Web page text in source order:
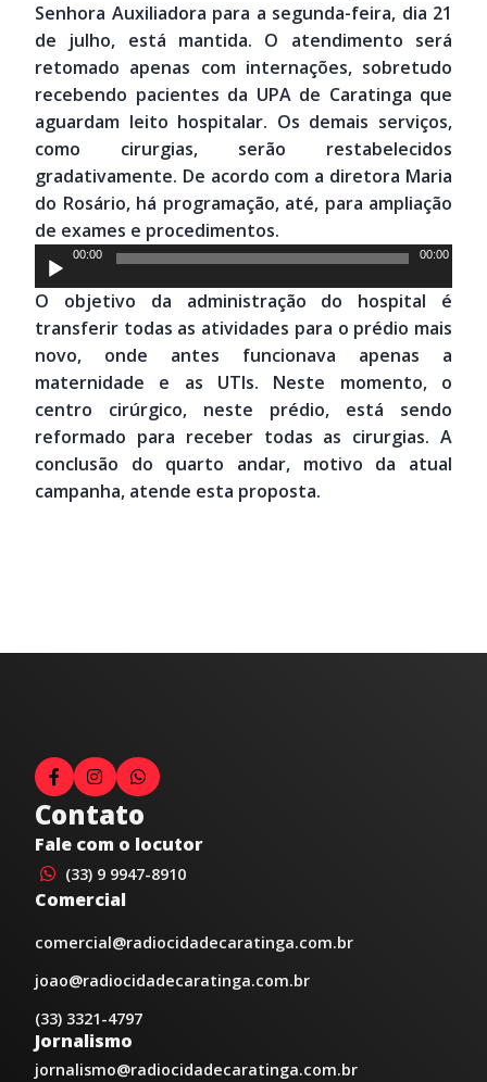
Senhora Auxiliadora para a segunda-feira, dia 21
de julho, está mantida. O atendimento será
retomado apenas com internações, sobretudo
recebendo pacientes da UPA de Caratinga que
aguardam leito hospitalar. Os demais serviços,
como cirurgias, serão restabelecidos
gradativamente. De acordo com a diretora Maria
do Rosário, há programação, até, para ampliação
de exames e procedimentos.
Tocador
de
áudio
00:00 00:00
O objetivo da administração do hospital é
transferir todas as atividades para o prédio mais
novo, onde antes funcionava apenas a
maternidade e as UTIs. Neste momento, o
centro cirúrgico, neste prédio, está sendo
reformado para receber todas as cirurgias. A
conclusão do quarto andar, motivo da atual
campanha, atende esta proposta.
Contato
Fale com o locutor
(33) 9 9947-8910
Comercial
comercial@radiocidadecaratinga.com.br
joao@radiocidadecaratinga.com.br
(33) 3321-4797
Jornalismo
jornalismo@radiocidadecaratinga.com.br